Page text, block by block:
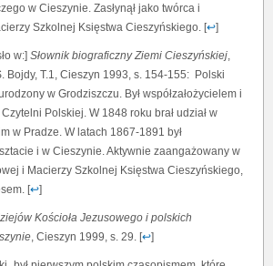
w Cieszynie. Zasłynął jako twórca i
Szkolnej Księstwa Cieszyńskiego. [↩]
w:] Słownik biograficzny Ziemi Cieszyńskiej,
Bojdy, T.1, Cieszyn 1993, s. 154-155: Polski
w Grodziszczu. Był współzałożycielem i
Polskiej. W 1848 roku brał udział w
w Pradze. W latach 1867-1891 był
i w Cieszynie. Aktywnie zaangażowany w
i Macierzy Szkolnej Księstwa Cieszyńskiego,
[↩]
Kościoła Jezusowego i polskich
, Cieszyn 1999, s. 29. [↩]